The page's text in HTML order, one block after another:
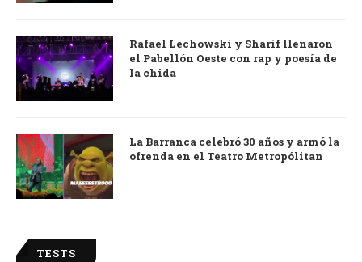
Rafael Lechowski y Sharif llenaron
el Pabellón Oeste con rap y poesía de
la chida
La Barranca celebró 30 años y armó la
ofrenda en el Teatro Metropólitan
TESTS